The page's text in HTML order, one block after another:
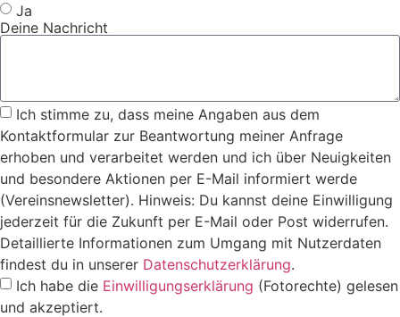
Ja
Deine Nachricht
Ich stimme zu, dass meine Angaben aus dem
Kontaktformular zur Beantwortung meiner Anfrage
erhoben und verarbeitet werden und ich über Neuigkeiten
und besondere Aktionen per E-Mail informiert werde
(Vereinsnewsletter). Hinweis: Du kannst deine Einwilligung
jederzeit für die Zukunft per E-Mail oder Post widerrufen.
Detaillierte Informationen zum Umgang mit Nutzerdaten
findest du in unserer Datenschutzerklärung.
Ich habe die Einwilligungserklärung (Fotorechte) gelesen
und akzeptiert.